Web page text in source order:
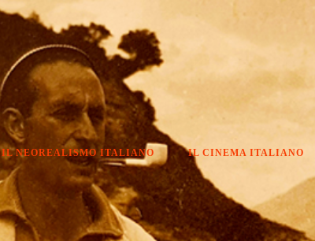
IL NEOREALISMO ITALIANO IL CINEMA ITALIANO